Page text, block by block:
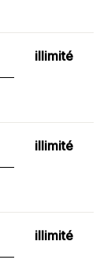
illimité
illimité
illimité